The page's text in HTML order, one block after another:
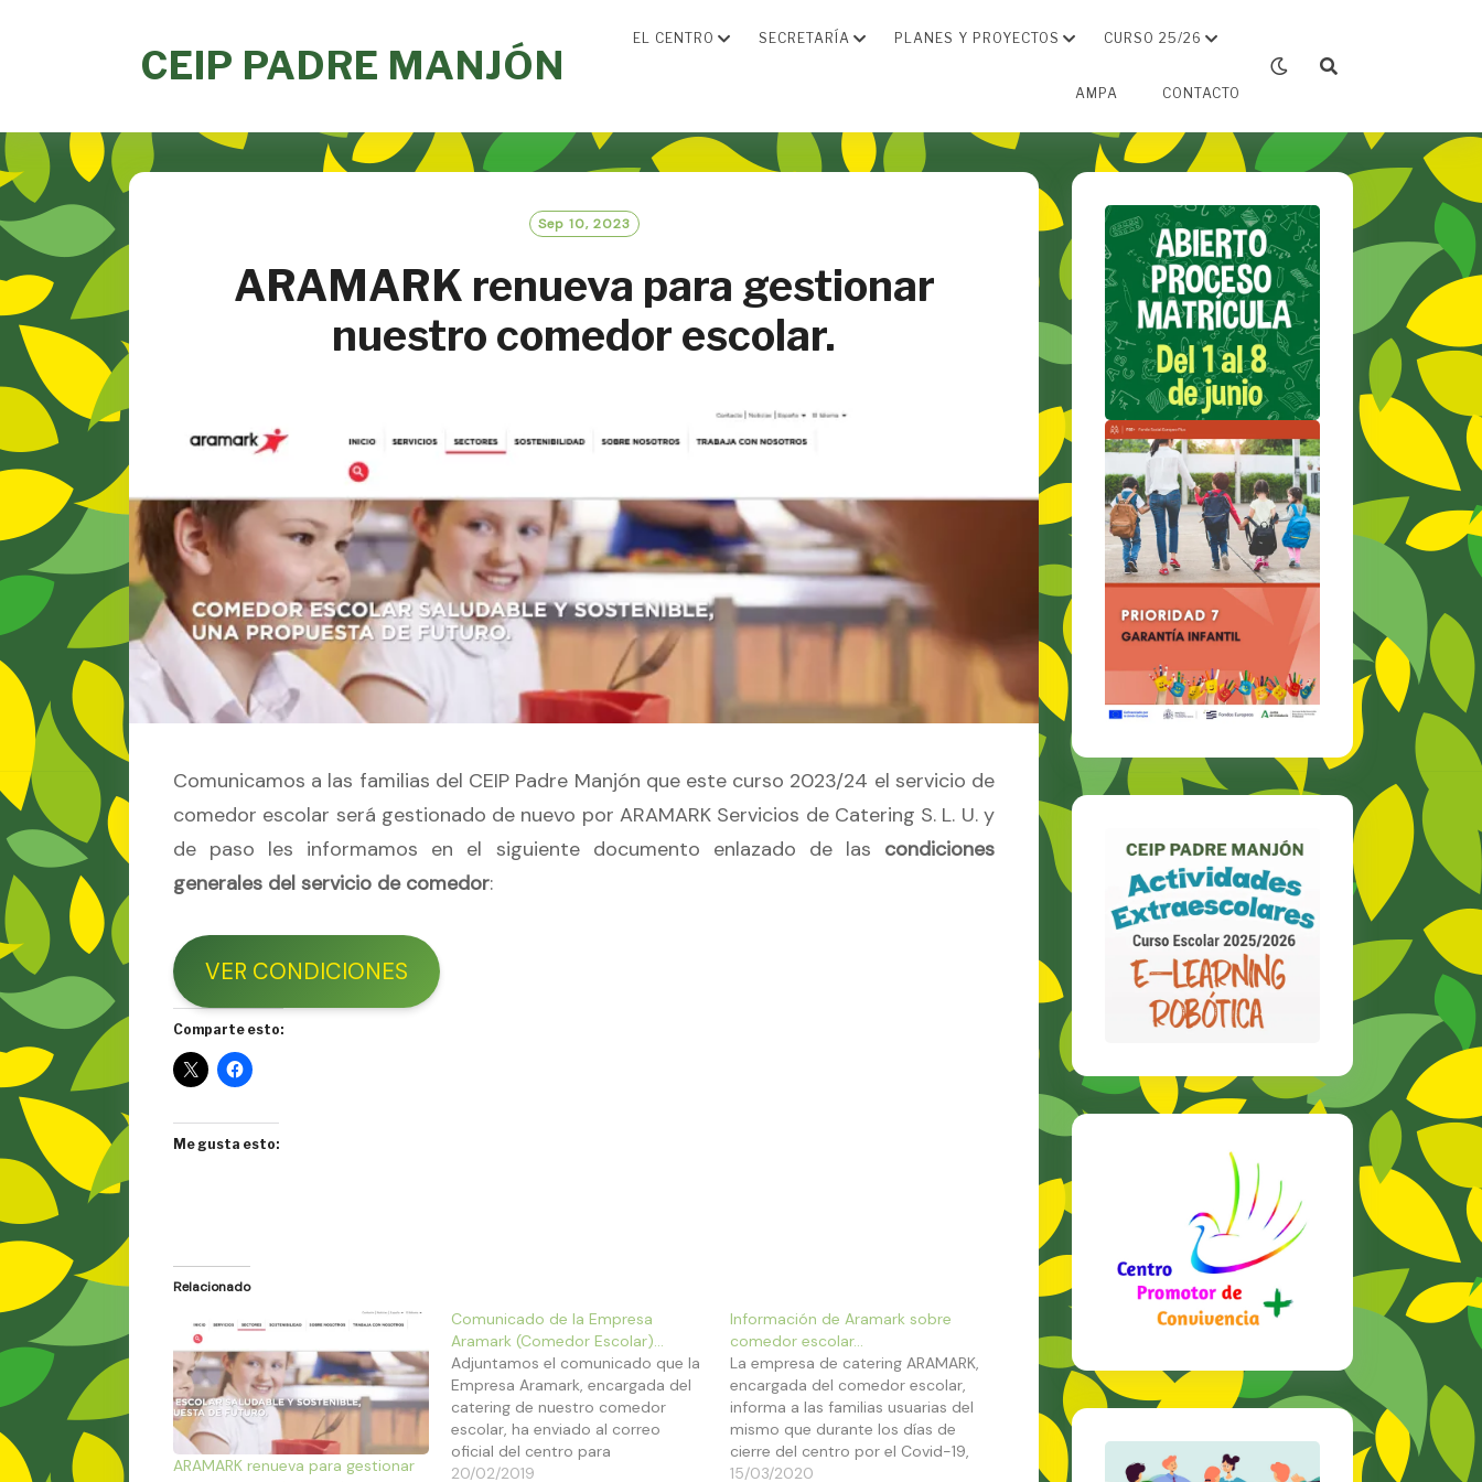
CEIP PADRE MANJÓN
EL CENTRO SECRETARÍA PLANES Y PROYECTOS CURSO 25/26
AMPA CONTACTO
Sep 10, 2023
ARAMARK renueva para gestionar
nuestro comedor escolar.
Comunicamos a las familias del CEIP Padre Manjón que este curso 2023/24 el servicio de
comedor escolar será gestionado de nuevo por ARAMARK Servicios de Catering S. L. U. y
de paso les informamos en el siguiente documento enlazado de las condiciones
generales del servicio de comedor:
VER CONDICIONES
Comparte esto:
Me gusta esto:
Relacionado
ARAMARK renueva para gestionar
Comunicado de la Empresa
Aramark (Comedor Escolar)…
Adjuntamos el comunicado que la
Empresa Aramark, encargada del
catering de nuestro comedor
escolar, ha enviado al correo
oficial del centro para
conocimiento de las familias
20/02/2019
Información de Aramark sobre
comedor escolar…
La empresa de catering ARAMARK,
encargada del comedor escolar,
informa a las familias usuarias del
mismo que durante los días de
cierre del centro por el Covid-19,
NO SE PASARÁ EL COBRO DEL
15/03/2020